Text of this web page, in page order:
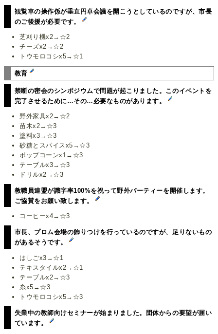
観覧車の操作係が垂直円卓会議を開こうとしているのですが、市長
のご後援が必要です。
芝刈り機x2→☆2
チーズx2→☆2
トウモロコシx5→☆1
教育
禁断の密会のシンポジウムで問題が起こりました。このイベントを
完了させるために…その…必要なものがあります。
野外家具x2→☆2
苗木x2→☆3
塗料x3→☆3
砂糖とスパイスx5→☆3
ポップコーンx1→☆3
テーブルx3→☆3
ドリルx2→☆3
教職員連盟が識字率100%を祝って野外パーティーを開催します。
ご協賛をお願い致します。
コーヒーx4→☆3
市長、プロム会場の飾りつけを行っているのですが、足りないもの
があるそうです。
はしごx3→☆1
テキスタイルx2→☆1
テーブルx2→☆3
糸x5→☆3
トウモロコシx5→☆3
失業中の教師向けセミナーが始まりました。団体からの要望が届い
ています。